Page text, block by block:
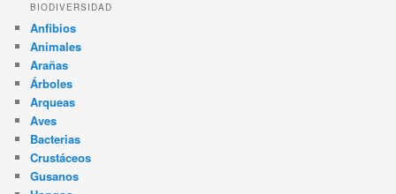
BIODIVERSIDAD
Anfibios
Animales
Arañas
Árboles
Arqueas
Aves
Bacterias
Crustáceos
Gusanos